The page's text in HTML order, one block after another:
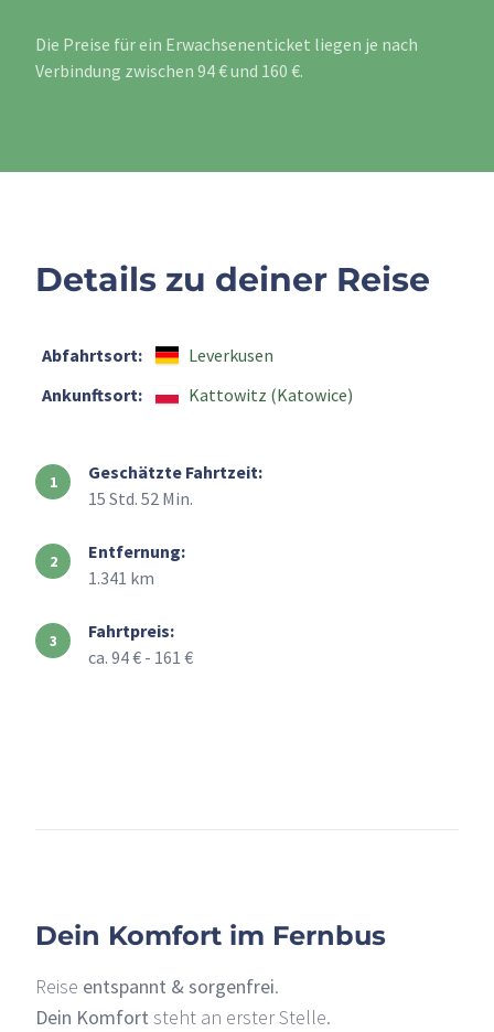
Die Preise für ein Erwachsenenticket liegen je nach
Verbindung zwischen 94 € und 160 €.
Details zu deiner Reise
Abfahrtsort:
Leverkusen
Ankunftsort:
Kattowitz (Katowice)
Geschätzte Fahrtzeit:
15 Std. 52 Min.
Entfernung:
1.341 km
Fahrtpreis:
ca. 94 € - 161 €
Dein Komfort im Fernbus
Reise entspannt & sorgenfrei.
Dein Komfort steht an erster Stelle.